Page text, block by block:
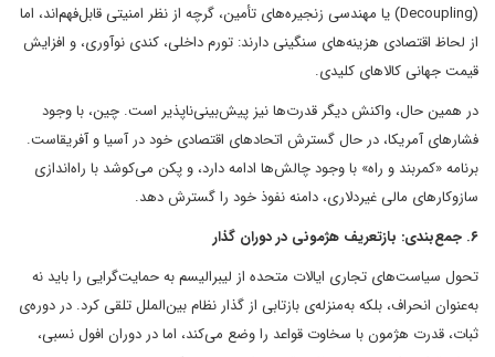
(Decoupling) یا مهندسی زنجیره‌های تأمین، گرچه از نظر امنیتی قابل‌فهم‌اند، اما
از لحاظ اقتصادی هزینه‌های سنگینی دارند: تورم داخلی، کندی نوآوری، و افزایش
قیمت جهانی کالاهای کلیدی.
در همین حال، واکنش دیگر قدرت‌ها نیز پیش‌بینی‌ناپذیر است. چین، با وجود
فشارهای آمریکا، در حال گسترش اتحادهای اقتصادی خود در آسیا و آفریقاست.
برنامه «کمربند و راه» با وجود چالش‌ها ادامه دارد، و پکن می‌کوشد با راه‌اندازی
سازوکارهای مالی غیردلاری، دامنه نفوذ خود را گسترش دهد.
۶. جمع‌بندی: بازتعریف هژمونی در دوران گذار
تحول سیاست‌های تجاری ایالات متحده از لیبرالیسم به حمایت‌گرایی را باید نه
به‌عنوان انحراف، بلکه به‌منزله‌ی بازتابی از گذار نظام بین‌الملل تلقی کرد. در دوره‌ی
ثبات، قدرت هژمون با سخاوت قواعد را وضع می‌کند، اما در دوران افول نسبی،